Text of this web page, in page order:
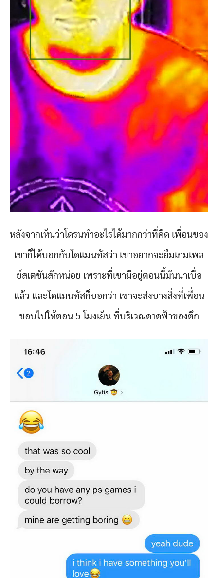
หลังจากเห็นว่าโดรนทำอะไรได้มากกว่าที่คิด เพื่อนของ
เขาก็ได้บอกกับโดแมนทัสว่า เขาอยากจะยืมเกมเพล
ย์สเตชันสักหน่อย เพราะที่เขามีอยู่ตอนนี้มันน่าเบื่อ
แล้ว และโดแมนทัสก็บอกว่า เขาจะส่งบางสิ่งที่เพื่อน
ชอบไปให้ตอน 5 โมงเย็น ที่บริเวณดาดฟ้าของตึก